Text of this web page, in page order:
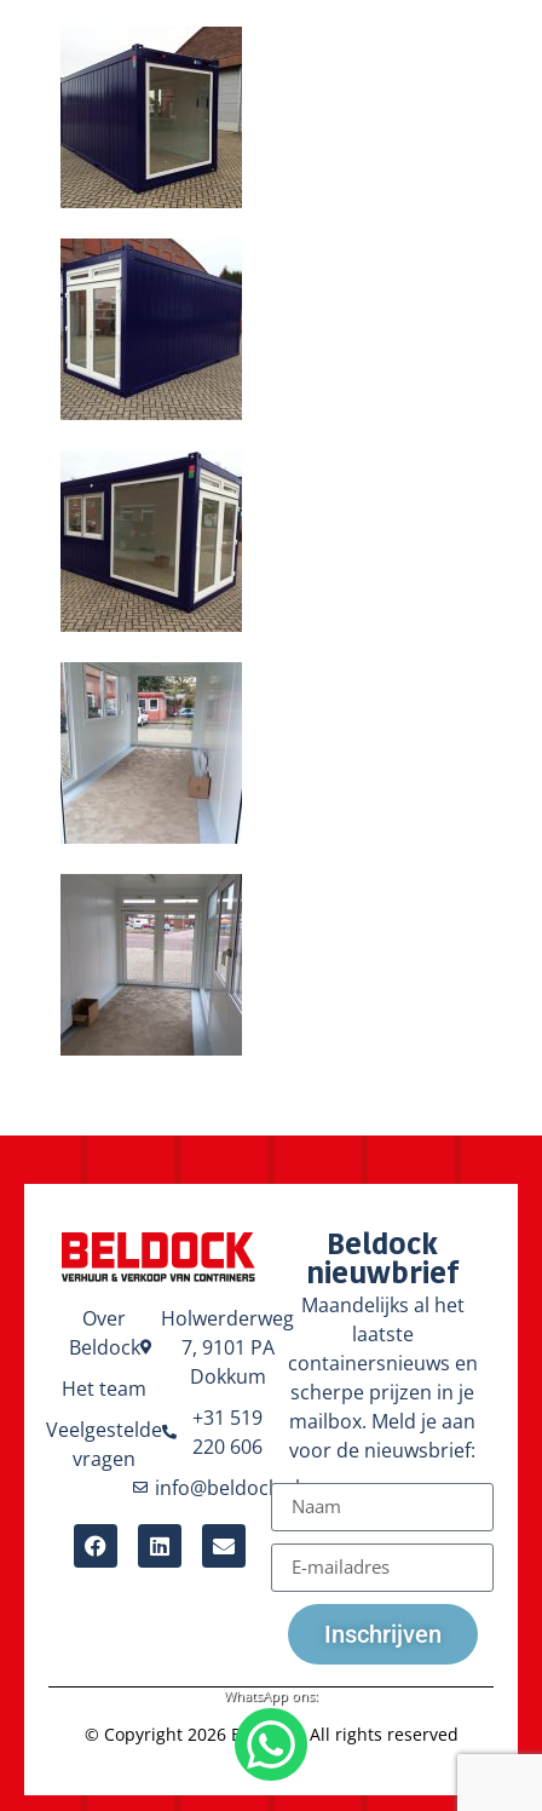
Over
Beldock
Het team
Veelgestelde
vragen
Holwerderweg
7, 9101 PA
Dokkum
+31 519
220 606
info@beldock.nl
Beldock
nieuwbrief
Maandelijks al het
laatste
containersnieuws en
scherpe prijzen in je
mailbox. Meld je aan
voor de nieuwsbrief:
Inschrijven
© Copyright 2026 Beldock - All rights reserved
WhatsApp ons: